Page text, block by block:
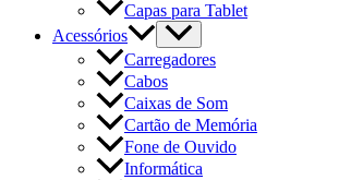
Capas para Tablet
Acessórios
Carregadores
Cabos
Caixas de Som
Cartão de Memória
Fone de Ouvido
Informática